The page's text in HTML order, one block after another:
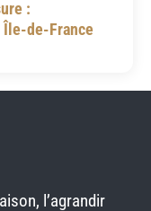
:
Île-de-France
l’agrandir